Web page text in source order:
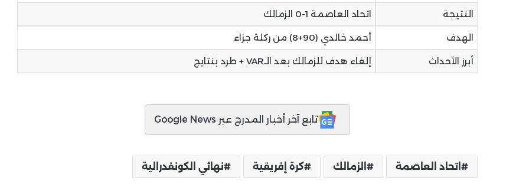
النتيجة اتحاد العاصمة 1-0 الزمالك
الهدف أحمد خالدي (90+8) من ركلة جزاء
أبرز الأحداث إلغاء هدف للزمالك بعد الـVAR + طرد بنتايج
تابع آخر أخبار المدرج عبر Google News
اتحاد العاصمة الزمالك كرة إفريقية نهائي الكونفدرالية